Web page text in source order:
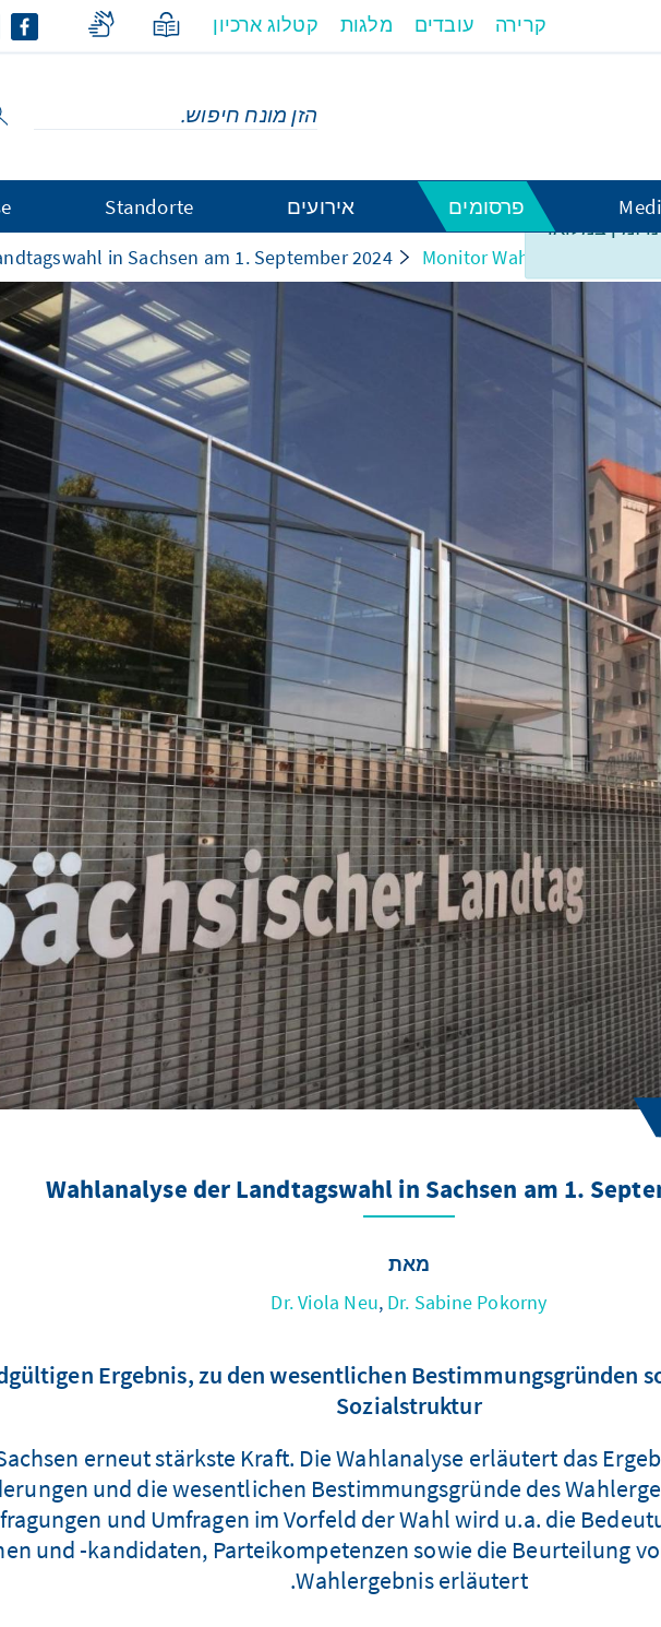
זמין במלואו
קרירה עובדים מלגות קטלוג ארכיון
פרסומים אירועים Standorte
Monitor Wahl- und
in Sachsen am 1. September 2024
Wahlanalyse der Landtagswahl in Sachsen am 1.
מאת
Dr. Viola Neu, Dr. Sabine Pokorny
Ergebnis, zu den wesentlichen Bestimmungsgründen
Sozialstruktur
erneut stärkste Kraft. Die Wahlanalyse erläutert das
und die wesentlichen Bestimmungsgründe des
und Umfragen im Vorfeld der Wahl wird u.a. die
und -kandidaten, Parteikompetenzen sowie die Beurteilung
Wahlergebnis erläutert.